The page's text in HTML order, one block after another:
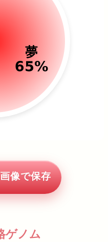
像で保存
ゲノム